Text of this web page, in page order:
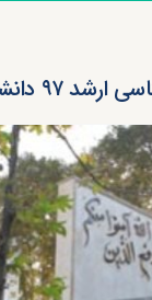
الزهرا